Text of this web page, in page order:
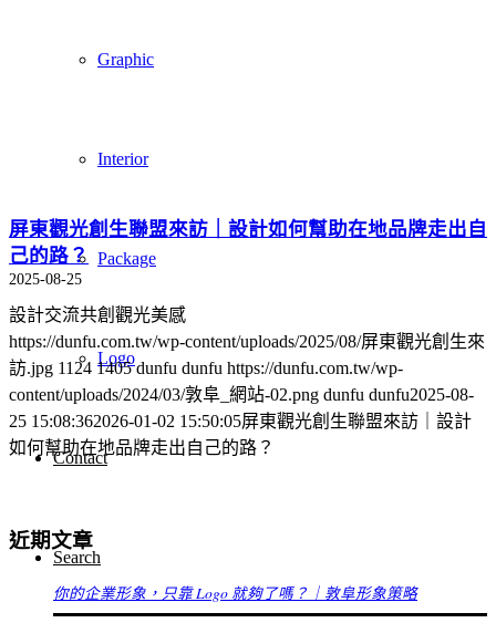
Graphic
Interior
Package
Logo
Contact
Search
屏東觀光創生聯盟來訪｜設計如何幫助在地品牌走出自
己的路？
2025-08-25
設計交流共創觀光美感
https://dunfu.com.tw/wp-content/uploads/2025/08/屏東觀光創生來
訪.jpg 1124 1405 dunfu dunfu https://dunfu.com.tw/wp-
content/uploads/2024/03/敦阜_網站-02.png dunfu dunfu2025-08-
25 15:08:362026-01-02 15:50:05屏東觀光創生聯盟來訪｜設計
如何幫助在地品牌走出自己的路？
近期文章
你的企業形象，只靠 Logo 就夠了嗎？｜敦阜形象策略